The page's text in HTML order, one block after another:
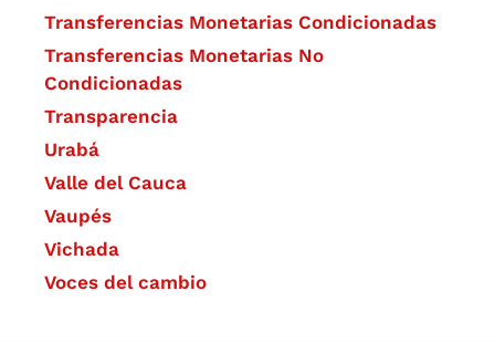
Transferencias Monetarias Condicionadas
Transferencias Monetarias No
Condicionadas
Transparencia
Urabá
Valle del Cauca
Vaupés
Vichada
Voces del cambio